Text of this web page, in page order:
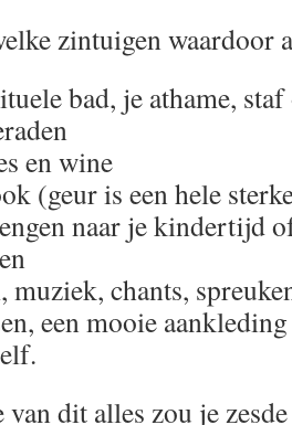
zintuigen waardoor
bad, je athame,
en wine
(geur is een hele
naar je kindertijd
muziek, chants,
een mooie
dit alles zou je